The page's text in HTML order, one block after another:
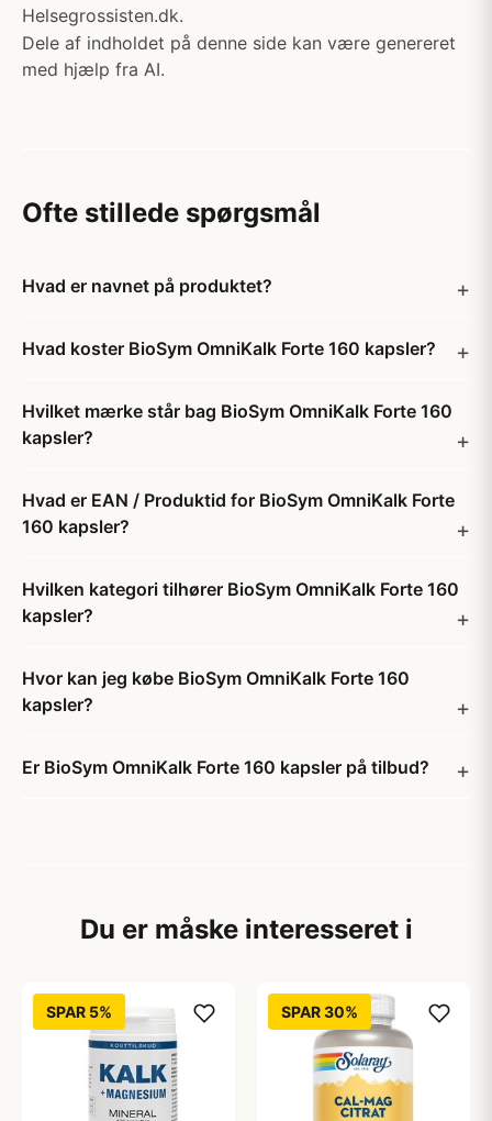
Helsegrossisten.dk.
Dele af indholdet på denne side kan være genereret
med hjælp fra AI.
Ofte stillede spørgsmål
Hvad er navnet på produktet?
Hvad koster BioSym OmniKalk Forte 160 kapsler?
Hvilket mærke står bag BioSym OmniKalk Forte 160
kapsler?
Hvad er EAN / Produktid for BioSym OmniKalk Forte
160 kapsler?
Hvilken kategori tilhører BioSym OmniKalk Forte 160
kapsler?
Hvor kan jeg købe BioSym OmniKalk Forte 160
kapsler?
Er BioSym OmniKalk Forte 160 kapsler på tilbud?
Du er måske interesseret i
SPAR 5% SPAR 30%